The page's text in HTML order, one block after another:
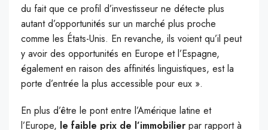
du fait que ce profil d’investisseur ne détecte plus
autant d’opportunités sur un marché plus proche
comme les États-Unis. En revanche, ils voient qu’il peut
y avoir des opportunités en Europe et l’Espagne,
également en raison des affinités linguistiques, est la
porte d’entrée la plus accessible pour eux ».
En plus d’être le pont entre l’Amérique latine et
l’Europe, le faible prix de l’immobilier par rapport à